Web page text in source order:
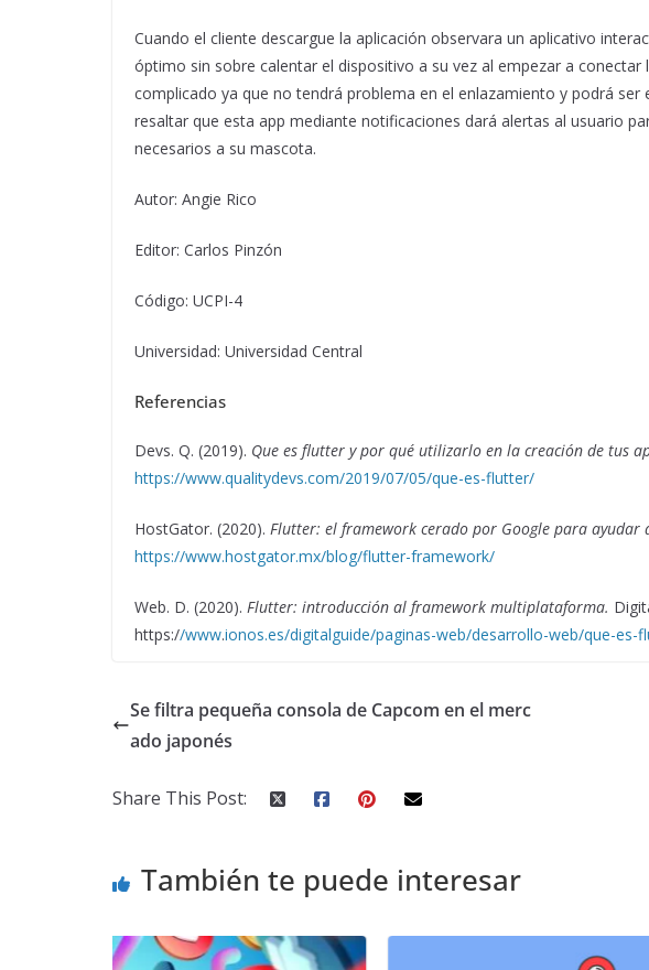
Cuando el cliente descargue la aplicación observara un aplicativo
óptimo sin sobre calentar el dispositivo a su vez al empezar a
complicado ya que no tendrá problema en el enlazamiento y podrá
resaltar que esta app mediante notificaciones dará alertas al usuario
necesarios a su mascota.
Autor: Angie Rico
Editor: Carlos Pinzón
Código: UCPI-4
Universidad: Universidad Central
Referencias
Devs. Q. (2019). Que es flutter y por qué utilizarlo en la creación de tus
https://www.qualitydevs.com/2019/07/05/que-es-flutter/
HostGator. (2020). Flutter: el framework cerado por Google para ayudar
https://www.hostgator.mx/blog/flutter-framework/
Web. D. (2020). Flutter: introducción al framework multiplataforma.
https://www.ionos.es/digitalguide/paginas-web/desarrollo-web/que-es-
Se filtra pequeña consola de Capcom en el merc
ado japonés
Share This Post:
También te puede interesar